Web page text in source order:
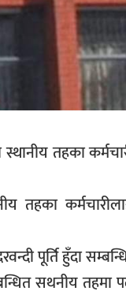
स्थानीय तहका
तहका
पूर्ति हुँदा
सथनीय तहमा